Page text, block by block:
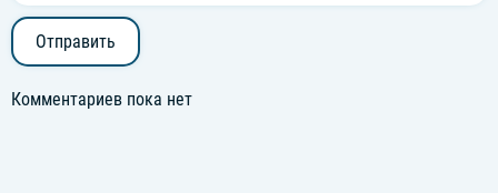
Отправить
Комментариев пока нет